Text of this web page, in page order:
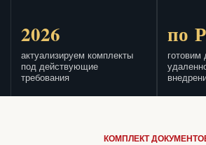
2026
актуализируем комплекты
под действующие
требования
по
готовим
КОМПЛЕКТ